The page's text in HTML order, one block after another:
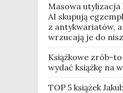
Masowa utylizacja
AI skupują
z antykwariatów,
wrzucają je do
Książkowe zrób-
wydać książkę na
TOP 5 książek